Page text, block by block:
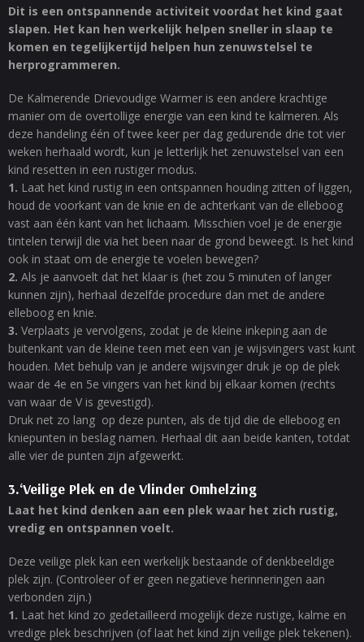
Dit is een ontspannende activiteit voordat het kind gaat
slapen. Het kan hen werkelijk helpen sneller in slaap te
komen en tegelijkertijd helpen hun zenuwstelsel te
herprogrammeren.
De Kalmerende Drievoudige Warmer is een andere krachtige
manier om de overtollige energie van een kind te kalmeren. Als
deze handeling één of twee keer per dag gedurende drie tot vier
weken herhaald wordt, kun je letterlijk het zenuwstelsel van een
kind resetten in een rustiger modus.
1. Laat het kind rustig in een ontspannen houding zitten of liggen,
houd de voorkant van de knie en de achterkant van de elleboog
vast aan één kant van het lichaam. Misschien voel je de energie
tintelen terwijl die via het been naar de grond beweegt. Is het kind
ook in staat om de energie te voelen bewegen?
2. Als je aanvoelt dat het klaar is (het zou 5 minuten of langer
kunnen zijn), herhaal dezelfde procedure dan met de andere
elleboog en knie.
3. Verplaats je vervolgens, zodat je de kleine inkeping aan de
buitenkant van de kleine teen met een van je wijsvingers vast kunt
houden. Met behulp van je andere wijsvinger druk je op de plek
waar de 4e en 5e vingers van het kind bij elkaar komen (rechts
van waar de V is gevestigd).
Druk net zo lang op deze punten, als de tijd die de elleboog en
kniepunten in beslag namen. Herhaal dit aan beide kanten, totdat
alle vier de punten zijn afgewerkt.
3.‘Veilige Plek en de Vlinder Omhelzing
Laat het kind denken aan een plek waar het zich rustig,
vredig en ontspannen voelt.
Deze veilige plek kan een werkelijk bestaande of denkbeeldige
plek zijn. (Controleer of er geen negatieve herinneringen aan
verbonden zijn.)
1. Laat het kind zo gedetailleerd mogelijk deze rustige, kalme en
vredige plek beschrijven (of laat het kind zijn veilige plek tekenen).